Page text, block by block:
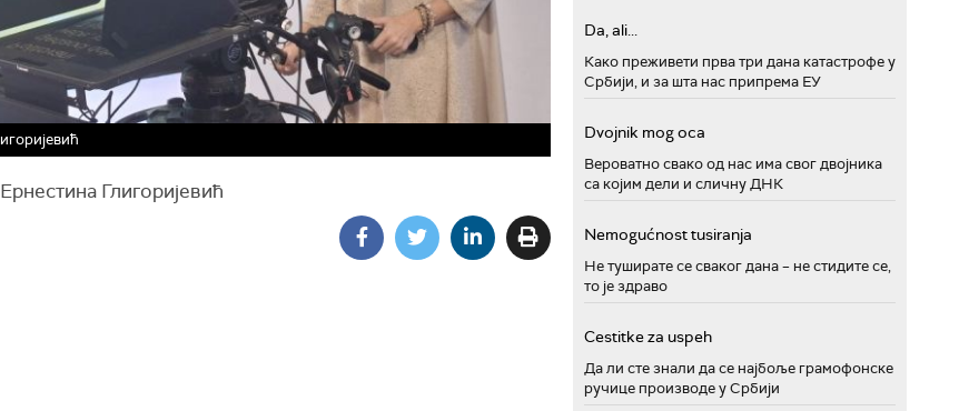
Глигоријевић
Da, ali...
Како преживети прва три дана катастрофе у
Србији, и за шта нас припрема ЕУ
Dvojnik mog oca
Вероватно свако од нас има свог двојника
са којим дели и сличну ДНК
Nemogućnost tusiranja
Не туширате се сваког дана – не стидите се,
то је здраво
Cestitke za uspeh
Да ли сте знали да се најбоље грамофонске
ручице производе у Србији